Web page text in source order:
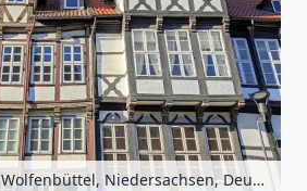
Fachwerkhäuser in Wolfenbüttel, Niedersachsen, Deutschland